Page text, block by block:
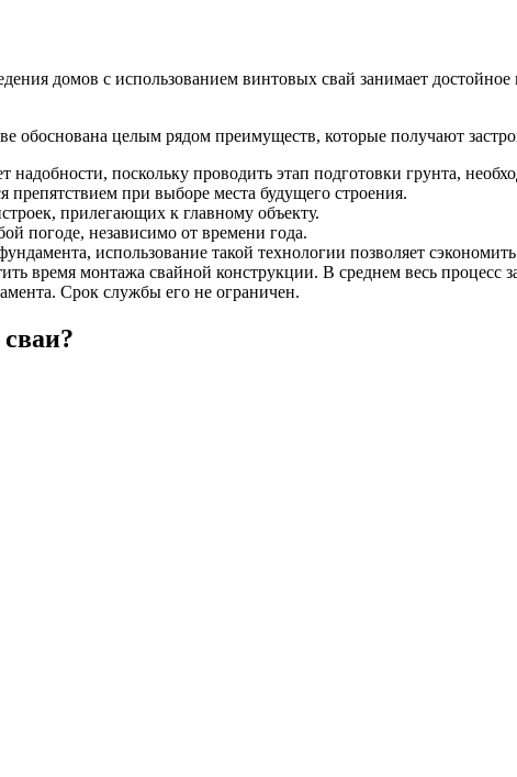
домов с использованием винтовых свай занимает
обоснована целым рядом преимуществ, которые получают
поскольку проводить этап подготовки грунта,
при выборе места будущего строения.
прилегающих к главному объекту.
погоде, независимо от времени года.
использование такой технологии позволяет
время монтажа свайной конструкции. В среднем весь процесс
Срок службы его не ограничен.